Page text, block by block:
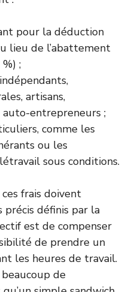
pour la déduction
lieu de l’abattement
;
artisans,
entrepreneurs ;
comme les
ou les
sous conditions.
frais doivent
précis définis par la
est de compenser
de prendre un
les heures de travail.
de